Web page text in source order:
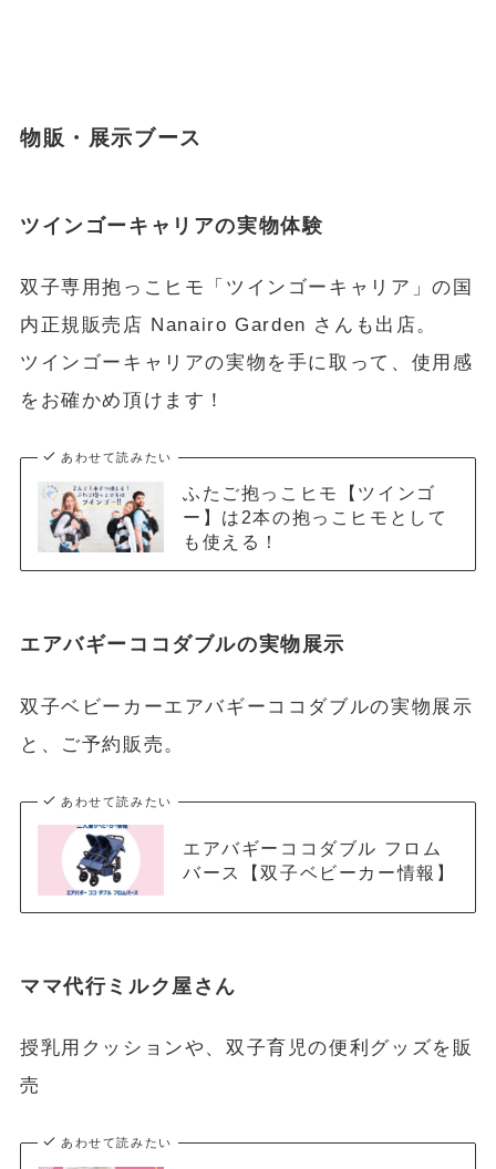
物販・展示ブース
ツインゴーキャリアの実物体験
双子専用抱っこヒモ「ツインゴーキャリア」の国
内正規販売店 Nanairo Garden さんも出店。
ツインゴーキャリアの実物を手に取って、使用感
をお確かめ頂けます！
あわせて読みたい
ふたご抱っこヒモ【ツインゴ
ー】は2本の抱っこヒモとして
も使える！
エアバギーココダブルの実物展示
双子ベビーカーエアバギーココダブルの実物展示
と、ご予約販売。
あわせて読みたい
エアバギーココダブル フロム
バース【双子ベビーカー情報】
ママ代行ミルク屋さん
授乳用クッションや、双子育児の便利グッズを販
売
あわせて読みたい